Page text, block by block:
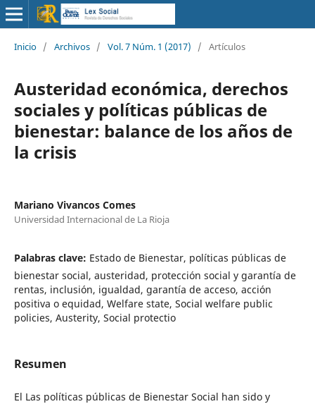
Inicio / Archivos / Vol. 7 Núm. 1 (2017) / Artículos
Austeridad económica, derechos
sociales y políticas públicas de
bienestar: balance de los años de
la crisis
Mariano Vivancos Comes
Universidad Internacional de La Rioja
Palabras clave: Estado de Bienestar, políticas públicas de
bienestar social, austeridad, protección social y garantía de
rentas, inclusión, igualdad, garantía de acceso, acción
positiva o equidad, Welfare state, Social welfare public
policies, Austerity, Social protectio
Resumen
El Las políticas públicas de Bienestar Social han sido y